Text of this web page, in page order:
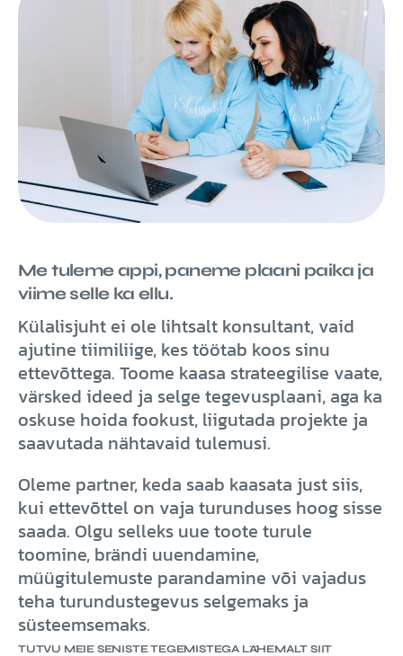
Me tuleme appi, paneme plaani paika ja
viime selle ka ellu.
Külalisjuht ei ole lihtsalt konsultant, vaid
ajutine tiimiliige, kes töötab koos sinu
ettevõttega. Toome kaasa strateegilise vaate,
värsked ideed ja selge tegevusplaani, aga ka
oskuse hoida fookust, liigutada projekte ja
saavutada nähtavaid tulemusi.
Oleme partner, keda saab kaasata just siis,
kui ettevõttel on vaja turunduses hoog sisse
saada. Olgu selleks uue toote turule
toomine, brändi uuendamine,
müügitulemuste parandamine või vajadus
teha turundustegevus selgemaks ja
süsteemsemaks.
TUTVU MEIE SENISTE TEGEMISTEGA LÄHEMALT SIIT